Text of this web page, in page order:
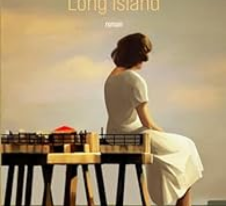
LIRE LA SUITE